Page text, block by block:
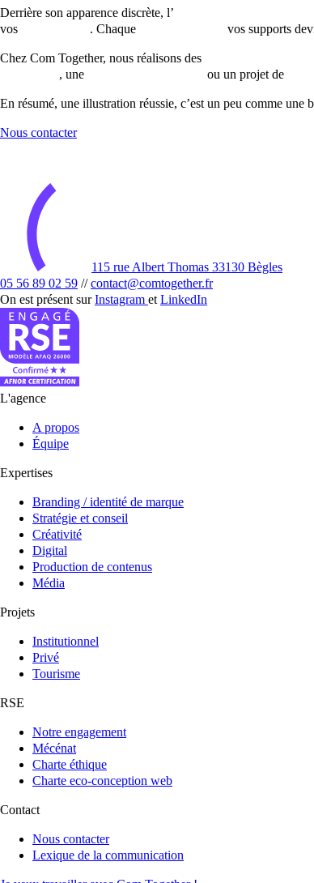
Derrière son apparence discrète, l’
vos
. Chaque vos supports
Chez Com Together, nous réalisons des
, une ou un projet de
En résumé, une illustration réussie, c’est un peu comme une
Nous contacter
115 rue Albert Thomas 33130 Bègles
05 56 89 02 59 // contact@comtogether.fr
On est présent surInstagram etLinkedIn
L'agence
A propos
Équipe
Expertises
Branding / identité de marque
Stratégie et conseil
Créativité
Digital
Production de contenus
Média
Projets
Institutionnel
Privé
Tourisme
RSE
Notre engagement
Mécénat
Charte éthique
Charte eco-conception web
Contact
Nous contacter
Lexique de la communication